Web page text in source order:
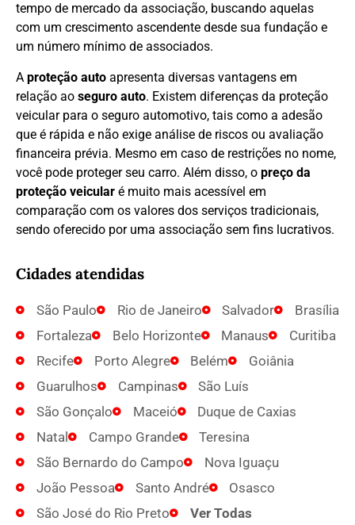
tempo de mercado da associação, buscando aquelas
com um crescimento ascendente desde sua fundação e
um número mínimo de associados.
A proteção auto apresenta diversas vantagens em
relação ao seguro auto. Existem diferenças da proteção
veicular para o seguro automotivo, tais como a adesão
que é rápida e não exige análise de riscos ou avaliação
financeira prévia. Mesmo em caso de restrições no nome,
você pode proteger seu carro. Além disso, o preço da
proteção veicular é muito mais acessível em
comparação com os valores dos serviços tradicionais,
sendo oferecido por uma associação sem fins lucrativos.
Cidades atendidas
São Paulo Rio de Janeiro Salvador
Brasília
Fortaleza
Belo Horizonte Manaus
Curitiba
Recife
Porto Alegre Belém
Goiânia
Guarulhos
Campinas
São Luís
São Gonçalo
Maceió
Duque de Caxias
Natal
Campo Grande
Teresina
São Bernardo do Campo
Nova Iguaçu
João Pessoa
Santo André
Osasco
São José do Rio Preto
Ver Todas